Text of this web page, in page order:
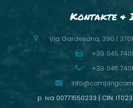
Kontakte &
Via Gardesana, 390 |
+39 045
+39 045
p. iva 00771550233 | CIN: